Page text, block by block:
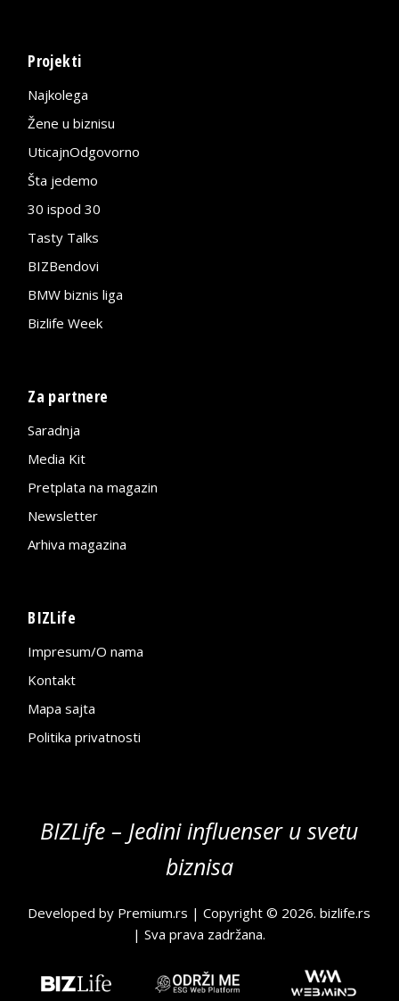
Projekti
Najkolega
Žene u biznisu
UticajnOdgovorno
Šta jedemo
30 ispod 30
Tasty Talks
BIZBendovi
BMW biznis liga
Bizlife Week
Za partnere
Saradnja
Media Kit
Pretplata na magazin
Newsletter
Arhiva magazina
BIZLife
Impresum/O nama
Kontakt
Mapa sajta
Politika privatnosti
BIZLife – Jedini influenser u svetu
biznisa
Developed by Premium.rs | Copyright © 2026.bizlife.rs
| Sva prava zadržana.